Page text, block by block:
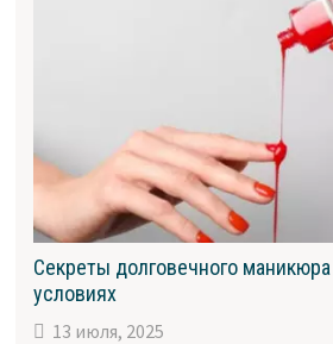
Секреты долговечного
условиях
13 июля, 2025